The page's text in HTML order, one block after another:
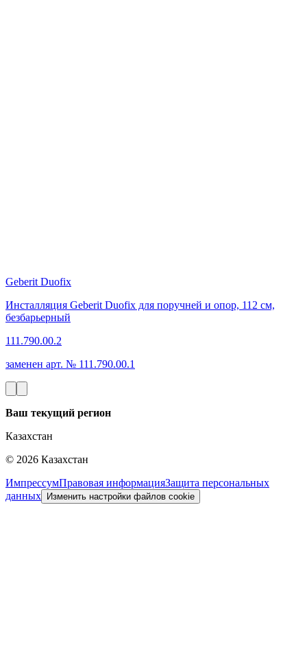
Geberit Duofix
Инсталляция Geberit Duofix для поручней и опор, 112 см,
безбарьерный
111.790.00.2
заменен арт. № 111.790.00.1
Ваш текущий регион
Казахстан
© 2026 Казахстан
ИмпрессумПравовая информацияЗащита персональных
данных
Изменить настройки файлов cookie